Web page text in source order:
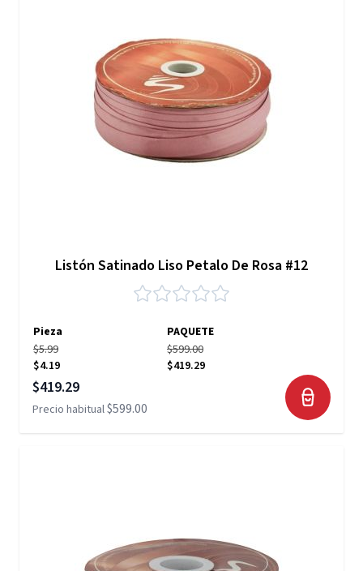
Listón Satinado Liso Petalo De Rosa #12
Pieza
PAQUETE
$5.99
$4.19
$599.00
$419.29
Precio especial
$419.29
Precio habitual$599.00